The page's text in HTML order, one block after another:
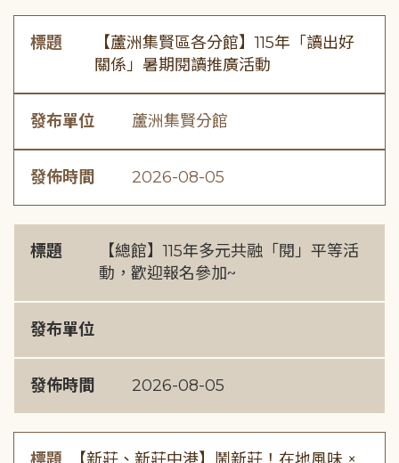
標題
【蘆洲集賢區各分館】115年「讀出好
關係」暑期閱讀推廣活動
發布單位 蘆洲集賢分館
發佈時間 2026-08-05
標題
【總館】115年多元共融「閱」平等活
動，歡迎報名參加~
發布單位
發佈時間 2026-08-05